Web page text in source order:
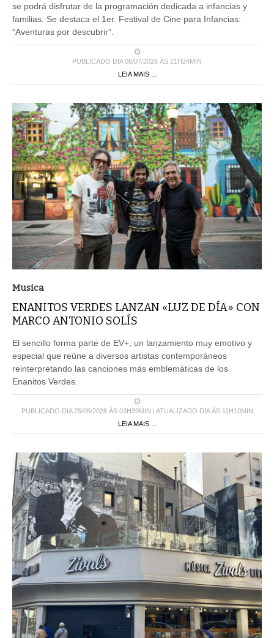
se podrá disfrutar de la programación dedicada a infancias y
familias. Se destaca el 1er. Festival de Cine para Infancias:
“Aventuras por descubrir”.
PUBLICADO DIA 08/07/2026 ÀS 21H24MIN
LEIA MAIS ...
Musica
ENANITOS VERDES LANZAN «LUZ DE DÍA» CON
MARCO ANTONIO SOLÍS
El sencillo forma parte de EV+, un lanzamiento muy emotivo y
especial que reúne a diversos artistas contemporáneos
reinterpretando las canciones más emblemáticas de los
Enanitos Verdes.
PUBLICADO DIA 25/05/2026 ÀS 03H39MIN | ATUALIZADO DIA ÀS 11H10MIN
LEIA MAIS ...